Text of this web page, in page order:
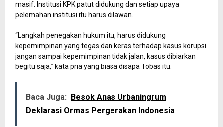
masif. Institusi KPK patut didukung dan setiap upaya
pelemahan institusi itu harus dilawan.
“Langkah penegakan hukum itu, harus didukung
kepemimpinan yang tegas dan keras terhadap kasus korupsi.
jangan sampai kepemimpinan tidak jalan, kasus dibiarkan
begitu saja,” kata pria yang biasa disapa Tobas itu.
Baca Juga: Besok Anas Urbaningrum
Deklarasi Ormas Pergerakan Indonesia